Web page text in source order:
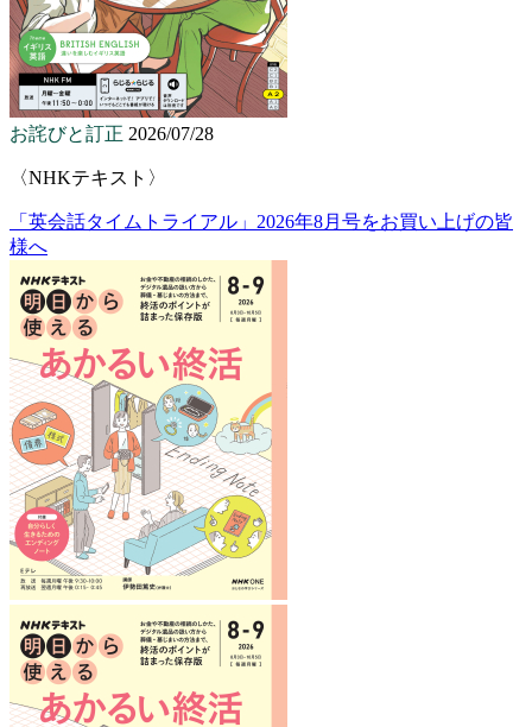
お詫びと訂正 2026/07/28
〈NHKテキスト〉
「英会話タイムトライアル」2026年8月号をお買い上げの皆
様へ